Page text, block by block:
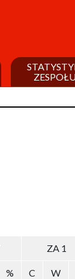
ZA 1
% C W